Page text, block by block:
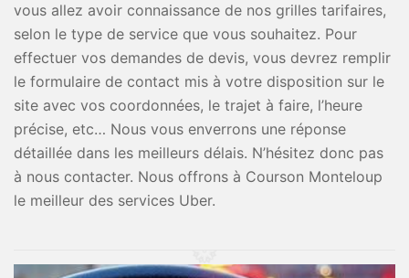
vous allez avoir connaissance de nos grilles tarifaires,
selon le type de service que vous souhaitez. Pour
effectuer vos demandes de devis, vous devrez remplir
le formulaire de contact mis à votre disposition sur le
site avec vos coordonnées, le trajet à faire, l’heure
précise, etc… Nous vous enverrons une réponse
détaillée dans les meilleurs délais. N’hésitez donc pas
à nous contacter. Nous offrons à Courson Monteloup
le meilleur des services Uber.